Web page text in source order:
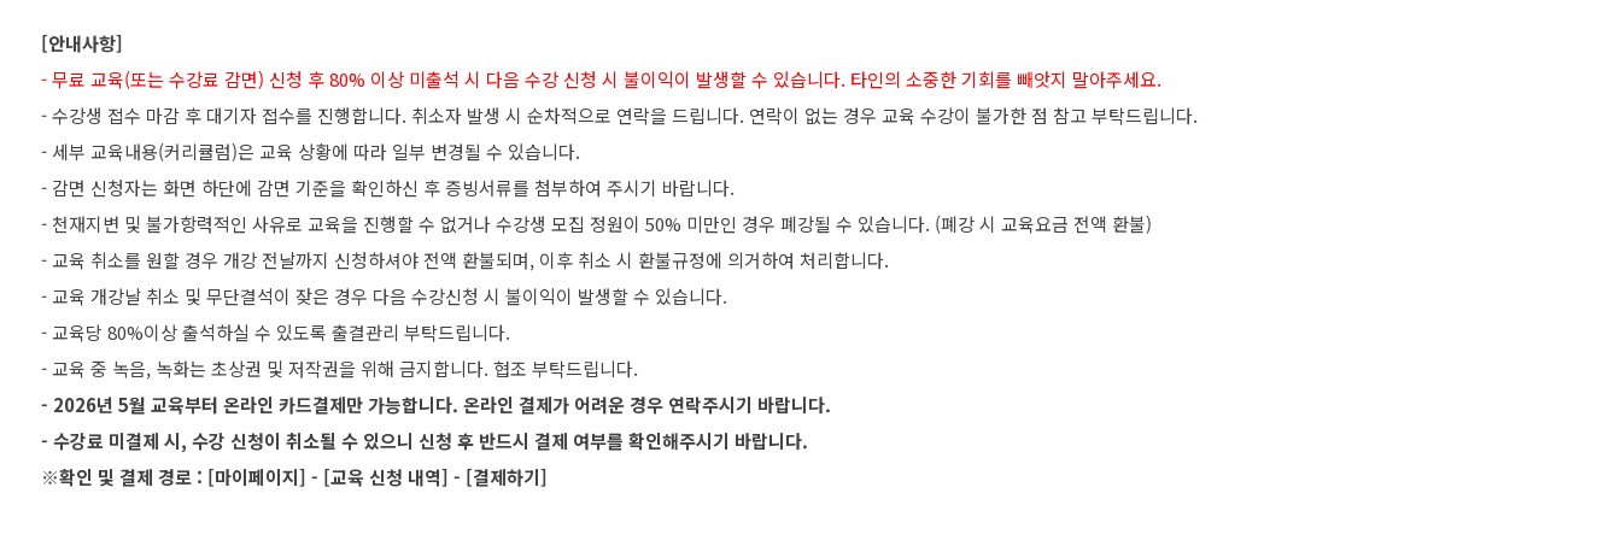
[안내사항]
- 무료 교육(또는 수강료 감면) 신청 후 80% 이상 미출석 시 다음 수강 신청 시 불이익이 발생할 수 있습니다. 타인의 소중한 기회를 빼앗지 말아주세요.
- 수강생 접수 마감 후 대기자 접수를 진행합니다. 취소자 발생 시 순차적으로 연락을 드립니다. 연락이 없는 경우 교육 수강이 불가한 점 참고 부탁드립니다.
- 세부 교육내용(커리큘럼)은 교육 상황에 따라 일부 변경될 수 있습니다.
- 감면 신청자는 화면 하단에 감면 기준을 확인하신 후 증빙서류를 첨부하여 주시기 바랍니다.
- 천재지변 및 불가항력적인 사유로 교육을 진행할 수 없거나 수강생 모집 정원이 50% 미만인 경우 폐강될 수 있습니다. (폐강 시 교육요금 전액 환불)
- 교육 취소를 원할 경우 개강 전날까지 신청하셔야 전액 환불되며, 이후 취소 시 환불규정에 의거하여 처리합니다.
- 교육 개강날 취소 및 무단결석이 잦은 경우 다음 수강신청 시 불이익이 발생할 수 있습니다.
- 교육당 80%이상 출석하실 수 있도록 출결관리 부탁드립니다.
- 2026년 5월 교육부터 온라인 카드결제만 가능합니다. 온라인 결제가 어려운 경우 연락주시기 바랍니다.
- 수강료 미결제 시, 수강 신청이 취소될 수 있으니 신청 후 반드시 결제 여부를 확인해주시기 바랍니다.
※확인 및 결제 경로 : [마이페이지] - [교육 신청 내역] - [결제하기]